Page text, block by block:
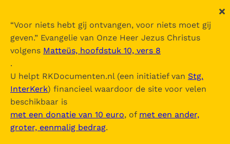
“Voor niets hebt gij ontvangen, voor niets moet gij
geven.” Evangelie van Onze Heer Jezus Christus
volgens Matteüs, hoofdstuk 10, vers 8
.
U helpt RKDocumenten.nl (een initiatief van Stg.
InterKerk) financieel waardoor de site voor velen
beschikbaar is
met een donatie van 10 euro, of met een ander,
groter, eenmalig bedrag.
Nova Vulgata
Inhoudsopgave
uitklappen
- Vetus Testamentum